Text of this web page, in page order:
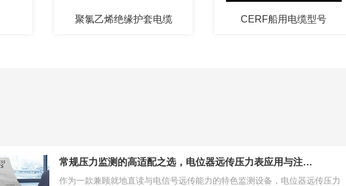
聚氯乙烯绝缘护套电缆 CERF船用电缆型号
常规压力监测的高适配之选，电位器远传压力表应用与注意事项
作为一款兼顾就地直读与电信号远传能力的特色监测设备，电位器远传压力